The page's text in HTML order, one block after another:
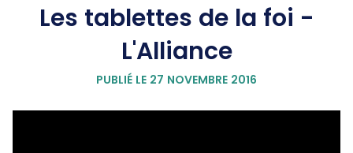
Les tablettes de la foi -
L'Alliance
PUBLIÉ LE 27 NOVEMBRE 2016